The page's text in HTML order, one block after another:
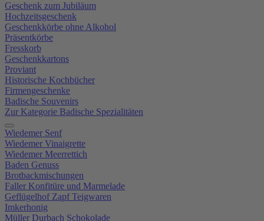
Geschenk zum Jubiläum
Hochzeitsgeschenk
Geschenkkörbe ohne Alkohol
Präsentkörbe
Fresskorb
Geschenkkartons
Proviant
Historische Kochbücher
Firmengeschenke
Badische Souvenirs
Zur Kategorie Badische Spezialitäten
Wiedemer Senf
Wiedemer Vinaigrette
Wiedemer Meerrettich
Baden Genuss
Brotbackmischungen
Faller Konfitüre und Marmelade
Geflügelhof Zapf Teigwaren
Imkerhonig
Müller Durbach Schokolade